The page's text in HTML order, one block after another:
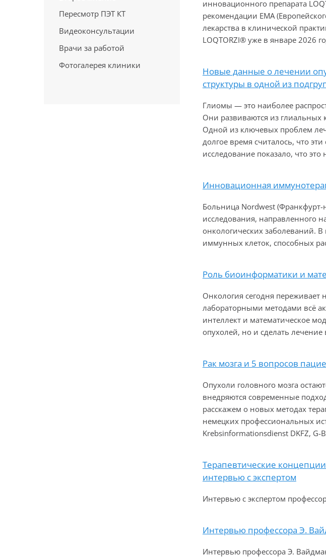
инновационного препарата
рекомендации EMA
лекарства в клинической
LOQTORZI® уже в январе 2026
Новые данные о лечении
структуры в одной из
Глиомы — это наиболее
Они развиваются из глиальных
Одной из ключевых проблем
долгое время считалось, что
исследование показало, что это
Инновационная
Больница Nordwest
исследования, направленного
онкологических
иммунных клеток, способных
Роль биоинформатики и
Онкология сегодня
лабораторными методами всё
интеллект и математическое
опухолей, но и сделать
Рак мозга и 5 вопросов
Опухоли головного мозга
внедряются современные
расскажем о новых методах
немецких профессиональных
Krebsinformationsdienst DKFZ, G-
Терапевтические
интервью с экспертом
Интервью с экспертом
Интервью профессора Э.
Интервью профессора Э.
Пересмотр ПЭТ КТ
Видеоконсультации
Врачи за работой
Фотогалерея клиники